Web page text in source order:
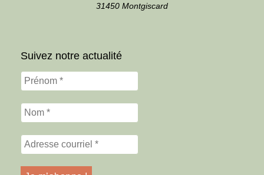
31450 Montgiscard
Suivez notre actualité